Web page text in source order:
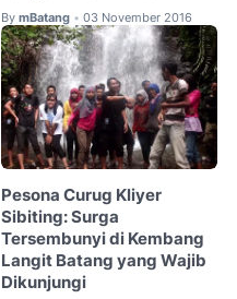
By mBatang • 03 November 2016
Pesona Curug Kliyer
Sibiting: Surga
Tersembunyi di Kembang
Langit Batang yang Wajib
Dikunjungi